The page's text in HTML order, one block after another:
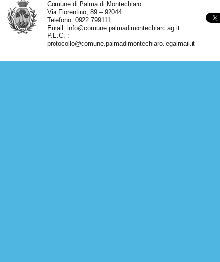
Comune di Palma di Montechiaro
Via Fiorentino, 89 – 92044
Telefono: 0922 799111
Email: info@comune.palmadimontechiaro.ag.it
P.E.C. :
protocollo@comune.palmadimontechiaro.legalmail.it